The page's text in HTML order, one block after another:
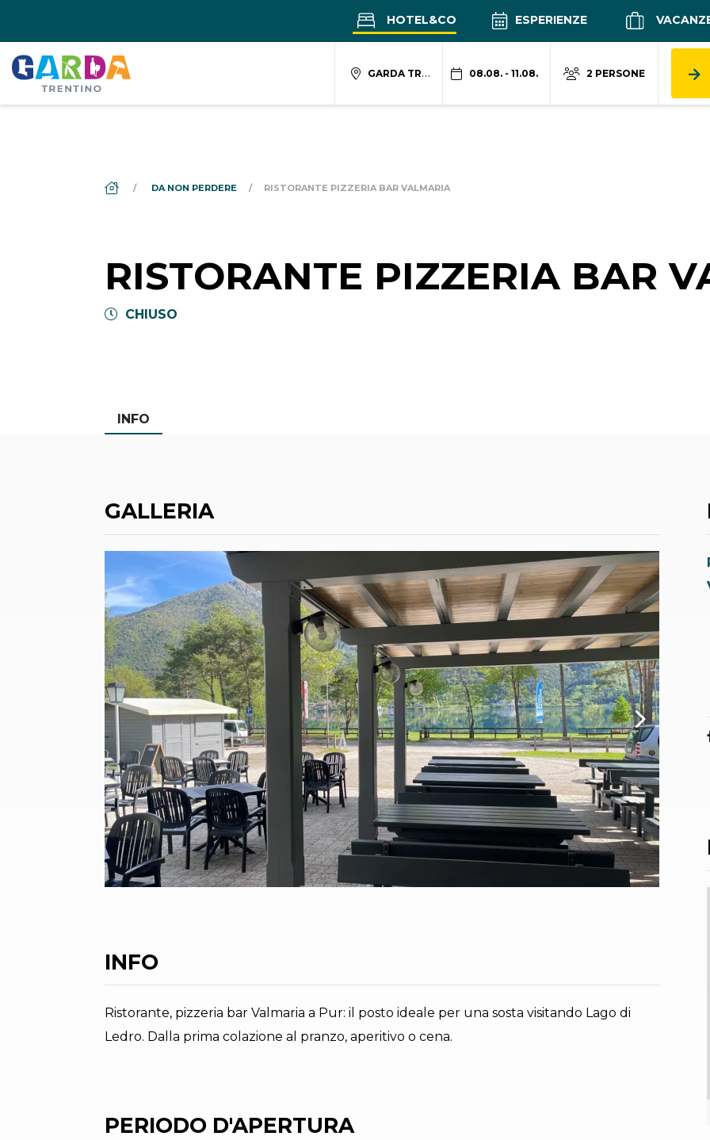
HOTEL&CO ESPERIENZE
GARDA TRENTINO 08.08. - 11.08. 2 PERSONE
DS_BREADCRUMB.HOME
DA NON PERDERE RISTORANTE PIZZERIA BAR VALMARIA
RISTORANTE PIZZERIA BAR
CHIUSO
INFO
GALLERIA
INFO
Ristorante, pizzeria bar Valmaria a Pur: il posto ideale per una sosta visitando Lago di
Ledro. Dalla prima colazione al pranzo, aperitivo o cena.
PERIODO D'APERTURA